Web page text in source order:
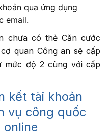
qua ứng dụng
email.
chưa có thẻ Căn cước
quan Công an sẽ cấp
mức độ 2 cùng với cấp
kết tài khoản
vụ công quốc
online